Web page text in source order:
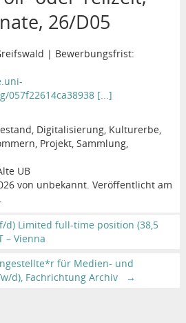
26/D05
| Bewerbungsfrist:
057f22614ca38938 [...]
Digitalisierung, Kulturerbe,
Projekt, Sammlung,
UB
von unbekannt. Veröffentlicht am
Limited full-time position (38,5
– Vienna
für Medien- und
d), Fachrichtung Archiv
→